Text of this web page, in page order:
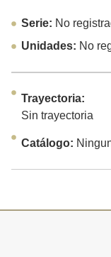
Serie: No
Unidades: No
Trayectoria:
Sin trayectoria
Catálogo: